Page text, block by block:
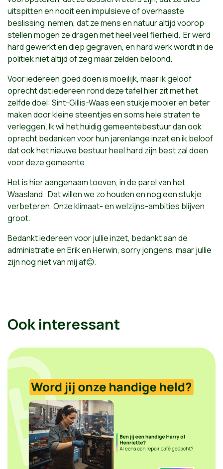
uitspitten en nooit een impulsieve of overhaaste
beslissing nemen, dat ze mens en natuur altijd voorop
stellen mogen ze dragen met heel veel fierheid. Er werd
hard gewerkt en diep gegraven, en hard werk wordt in de
politiek niet altijd of zeg maar zelden beloond.
Voor iedereen goed doen is moeilijk, maar ik geloof
oprecht dat iedereen rond deze tafel hier zit met het
zelfde doel: Sint-Gillis-Waas een stukje mooier en beter
maken door kleine steentjes en soms hele straten te
verleggen. Ik wil het huidig gemeentebestuur dan ook
oprecht bedanken voor hun jarenlange inzet en ik beloof
dat ook het nieuwe bestuur heel hard zijn best zal doen
voor deze gemeente.
Het is hier aangenaam toeven, in de parel van het
Waasland. Dat willen we zo houden en nog een stukje
verbeteren. Onze klimaat- en welzijns-ambities blijven
groot.
Bedankt iedereen voor jullie inzet, bedankt aan de
administratie en Erik en Herwin, sorry jongens, maar jullie
zijn nog niet van mij af😊.
Ook interessant